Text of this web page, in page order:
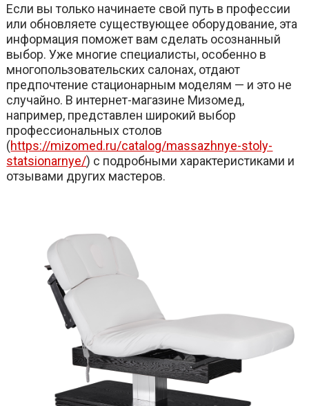
Если вы только начинаете свой путь в профессии
или обновляете существующее оборудование, эта
информация поможет вам сделать осознанный
выбор. Уже многие специалисты, особенно в
многопользовательских салонах, отдают
предпочтение стационарным моделям — и это не
случайно. В интернет-магазине Мизомед,
например, представлен широкий выбор
профессиональных столов
(https://mizomed.ru/catalog/massazhnye-stoly-
statsionarnye/) с подробными характеристиками и
отзывами других мастеров.